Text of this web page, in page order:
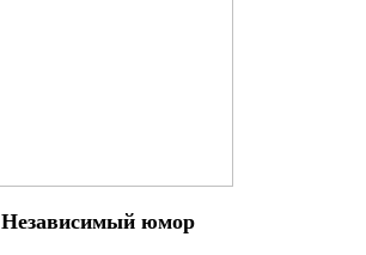
Независимый юмор